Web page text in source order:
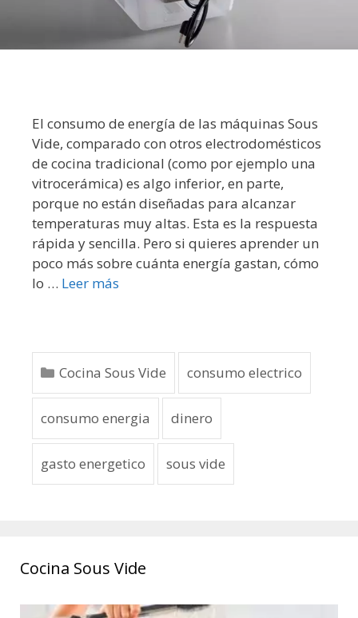
El consumo de energía de las máquinas Sous
Vide, comparado con otros electrodomésticos
de cocina tradicional (como por ejemplo una
vitrocerámica) es algo inferior, en parte,
porque no están diseñadas para alcanzar
temperaturas muy altas. Esta es la respuesta
rápida y sencilla. Pero si quieres aprender un
poco más sobre cuánta energía gastan, cómo
lo … Leer más
Cocina Sous Vide consumo electrico
consumo energia dinero
gasto energetico sous vide
Cocina Sous Vide